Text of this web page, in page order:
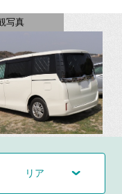
写真
リア